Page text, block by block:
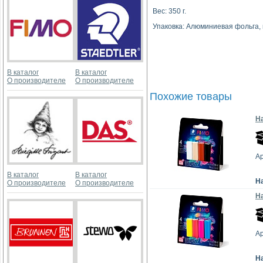
В каталог
О производителе
В каталог
О производителе
В каталог
О производителе
В каталог
О производителе
Вес: 350 г.
Упаковка: Алюминиевая фольга,
Похожие товары